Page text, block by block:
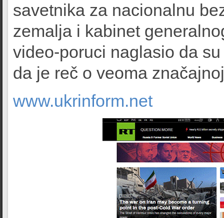
savetnika za nacionalnu
zemalja i kabinet
video-poruci naglasio da
da je reč o veoma
www.ukrinform.net